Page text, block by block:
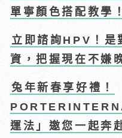
單寧顏色搭配教學！
立即諮詢HPV！是
資，把握現在不嫌
兔年新春享好禮！
運法」邀您一起奔